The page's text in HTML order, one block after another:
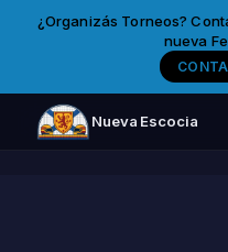
¿Organizás Torneos?
nueva
Nueva Escocia